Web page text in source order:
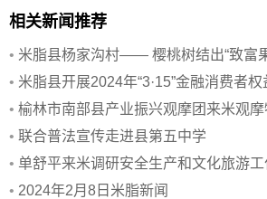
相关新闻推荐
• 米脂县杨家沟村—— 樱桃树结出“致富
• 米脂县开展2024年“3·15”金融消费者
• 榆林市南部县产业振兴观摩团来米观摩
• 联合普法宣传走进县第五中学
• 单舒平来米调研安全生产和文化旅游工
• 2024年2月8日米脂新闻